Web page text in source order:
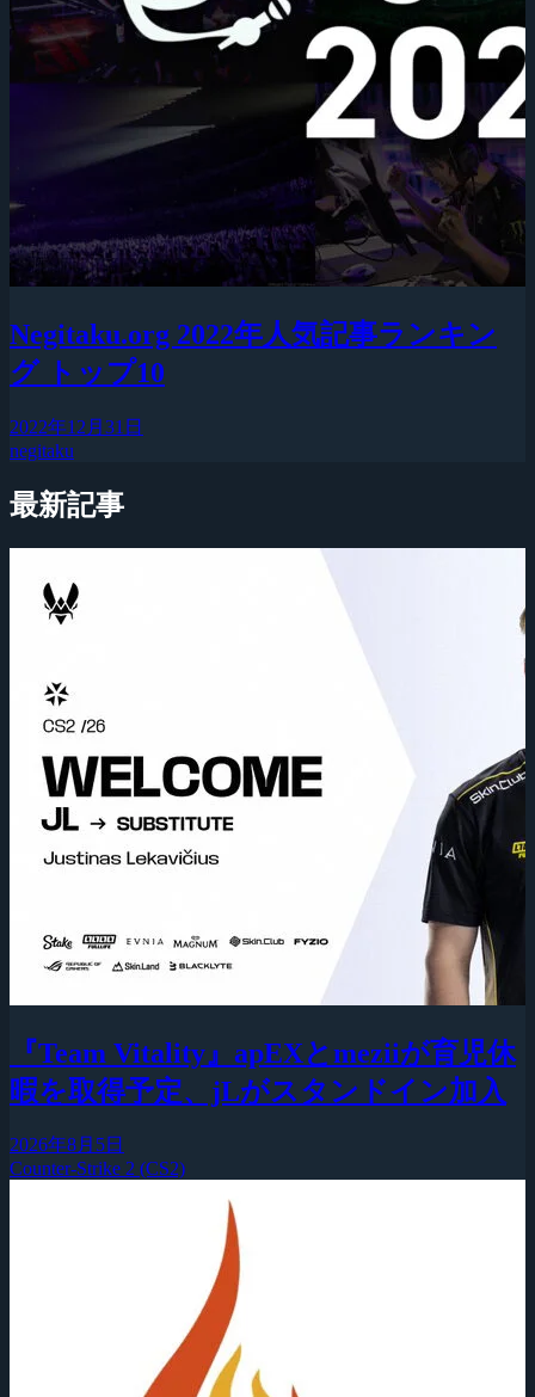
Negitaku.org 2022年人気記事ランキン
グ トップ10
2022年12月31日
negitaku
最新記事
『Team Vitality』apEXとmeziiが育児休
暇を取得予定、jLがスタンドイン加入
2026年8月5日
Counter-Strike 2 (CS2)